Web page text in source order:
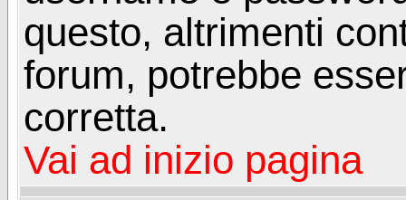
questo, altrimenti
forum, potrebbe
corretta.
Vai ad inizio pagina